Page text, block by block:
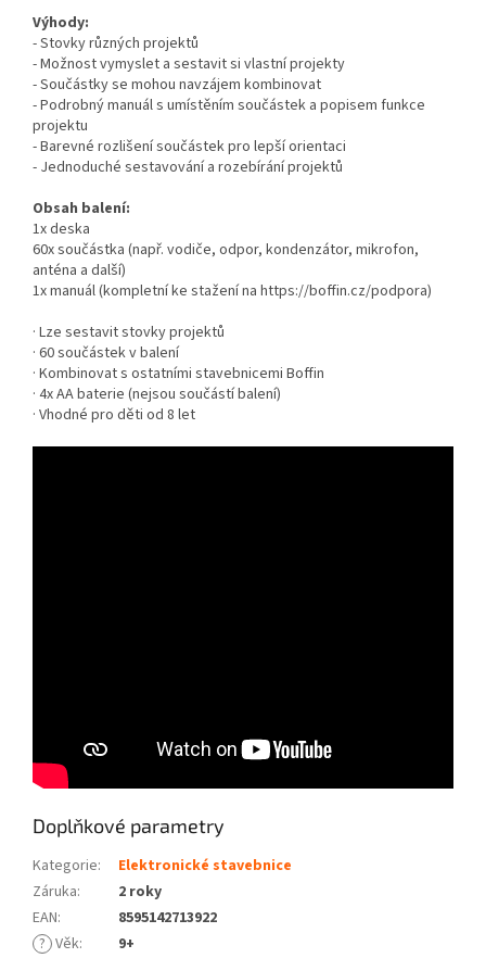
Výhody:
- Stovky různých projektů
- Možnost vymyslet a sestavit si vlastní projekty
- Součástky se mohou navzájem kombinovat
- Podrobný manuál s umístěním součástek a popisem funkce
projektu
- Barevné rozlišení součástek pro lepší orientaci
- Jednoduché sestavování a rozebírání projektů
Obsah balení:
1x deska
60x součástka (např. vodiče, odpor, kondenzátor, mikrofon,
anténa a další)
1x manuál (kompletní ke stažení na https://boffin.cz/podpora)
· Lze sestavit stovky projektů
· 60 součástek v balení
· Kombinovat s ostatními stavebnicemi Boffin
· 4x AA baterie (nejsou součástí balení)
· Vhodné pro děti od 8 let
Doplňkové parametry
Kategorie:
Elektronické stavebnice
Záruka:
2 roky
EAN:
8595142713922
? Věk:
9+